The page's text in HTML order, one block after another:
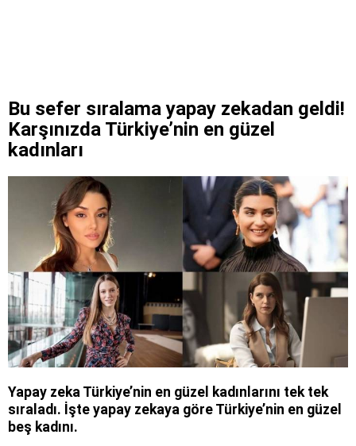
Bu sefer sıralama yapay zekadan geldi!
Karşınızda Türkiye’nin en güzel
kadınları
Yapay zeka Türkiye’nin en güzel kadınlarını tek tek
sıraladı. İşte yapay zekaya göre Türkiye’nin en güzel
beş kadını.